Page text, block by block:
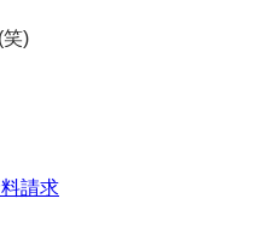
)
請求